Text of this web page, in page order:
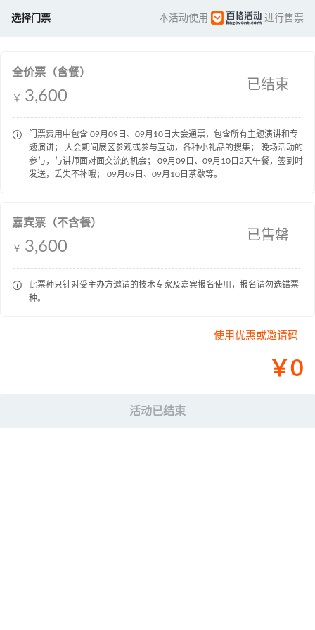
选择门票 本活动使用 进行售票
全价票（含餐）
￥ 3,600
已结束

门票费用中包含 09月09日、09月10日大会通票，包含所有主题演讲和专
题演讲； 大会期间展区参观或参与互动，各种小礼品的搜集； 晚场活动的
参与，与讲师面对面交流的机会； 09月09日、09月10日2天午餐，签到时
发送，丢失不补哦； 09月09日、09月10日茶歇等。
嘉宾票（不含餐）
￥ 3,600
已售罄

此票种只针对受主办方邀请的技术专家及嘉宾报名使用，报名请勿选错票
种。
使用优惠或邀请码
￥0
活动已结束